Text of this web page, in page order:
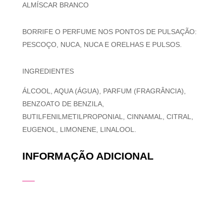
ALMÍSCAR BRANCO
BORRIFE O PERFUME NOS PONTOS DE PULSAÇÃO:
PESCOÇO, NUCA, NUCA E ORELHAS E PULSOS.
INGREDIENTES
ÁLCOOL, AQUA (ÁGUA), PARFUM (FRAGRÂNCIA),
BENZOATO DE BENZILA,
BUTILFENILMETILPROPONIAL, CINNAMAL, CITRAL,
EUGENOL, LIMONENE, LINALOOL.
INFORMAÇÃO ADICIONAL